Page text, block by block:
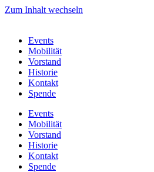
Zum Inhalt wechseln
Events
Mobilität
Vorstand
Historie
Kontakt
Spende
Events
Mobilität
Vorstand
Historie
Kontakt
Spende